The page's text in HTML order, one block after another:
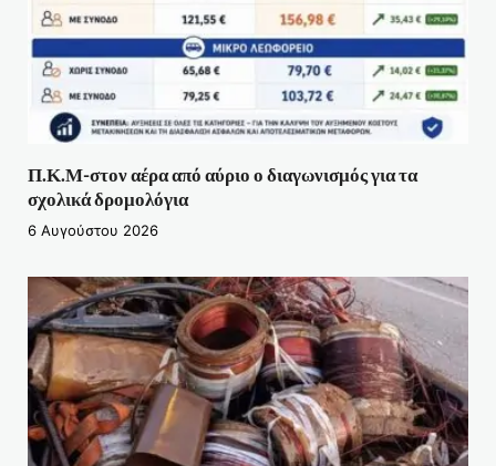
Π.Κ.Μ-στον αέρα από αύριο ο διαγωνισμός για τα
σχολικά δρομολόγια
6 Αυγούστου 2026